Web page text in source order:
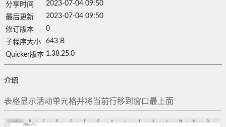
分享时间
2023-07-04 09:50
最后更新
2023-07-04 09:50
修订版本
0
子程序大小
643 B
Quicker版本 1.38.25.0
介绍
表格显示活动单元格并将当前行移到窗口最上面